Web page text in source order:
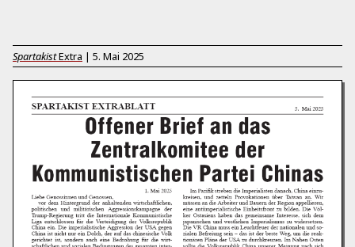
SpartakistExtra | 5. Mai 2025